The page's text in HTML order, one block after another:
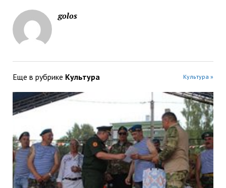
golos
Еще в рубрике Культура Культура »